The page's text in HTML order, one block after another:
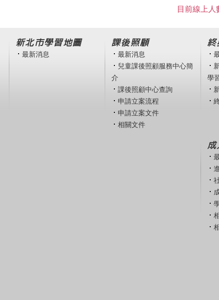
目前線上
新北市學習地圖
最新消息
課後照顧
最新消息
兒童課後照顧服務中心簡
介
課後照顧中心查詢
申請立案流程
申請立案文件
相關文件
終
學